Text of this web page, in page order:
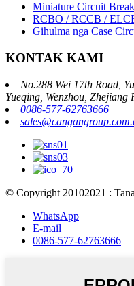
Miniature Circuit
RCBO / RCCB /
Gihulma nga Case
KONTAK KAMI
No.288 Wei 17th Road,
Yueqing, Wenzhou, Zhejiang
0086-577-62763666
© Copyright 20102021 :
WhatsApp
E-mail
0086-577-62763666